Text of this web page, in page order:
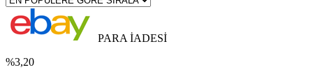
PARA İADESİ
%3,20